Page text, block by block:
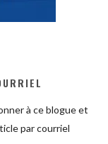
à ce blogue et
par courriel